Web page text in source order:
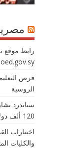
رابط موقع
فرص
الروسية
ستاندرد
120 ألف دولار
والكليات